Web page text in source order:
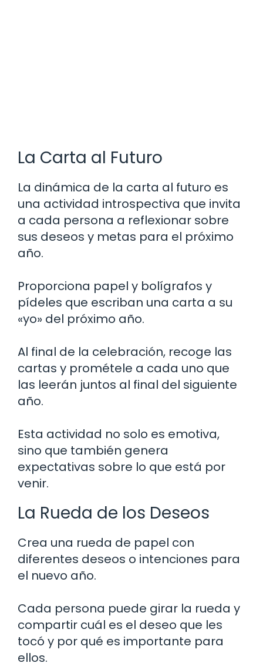
La Carta al Futuro
La dinámica de la carta al futuro es
una actividad introspectiva que invita
a cada persona a reflexionar sobre
sus deseos y metas para el próximo
año.
Proporciona papel y bolígrafos y
pídeles que escriban una carta a su
«yo» del próximo año.
Al final de la celebración, recoge las
cartas y prométele a cada uno que
las leerán juntos al final del siguiente
año.
Esta actividad no solo es emotiva,
sino que también genera
expectativas sobre lo que está por
venir.
La Rueda de los Deseos
Crea una rueda de papel con
diferentes deseos o intenciones para
el nuevo año.
Cada persona puede girar la rueda y
compartir cuál es el deseo que les
tocó y por qué es importante para
ellos.